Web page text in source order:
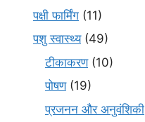
पक्षी फार्मिंग (11)
पशु स्वास्थ्य(49)
टीकाकरण(10)
पोषण(19)
प्रजनन और अनुवंशिकी